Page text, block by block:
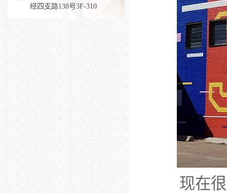
经四支路138号3F-310
现在很